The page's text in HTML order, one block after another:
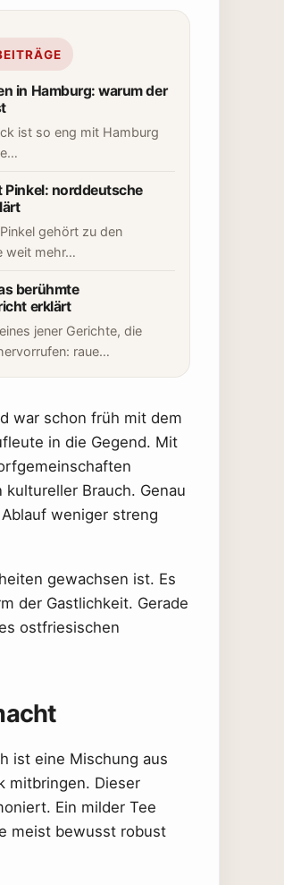
in Hamburg: warum der
ist so eng mit Hamburg
Pinkel: norddeutsche
gehört zu den
weit mehr…
berühmte
erklärt
jener Gerichte, die
raue…
war schon früh mit dem
in die Gegend. Mit
Brauch. Genau
weniger streng
gewachsen ist. Es
der Gastlichkeit. Gerade
ostfriesischen
ist eine Mischung aus
mitbringen. Dieser
Ein milder Tee
meist bewusst robust